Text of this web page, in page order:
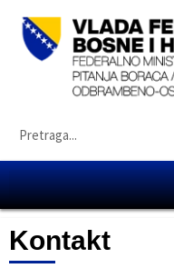
Kontakt